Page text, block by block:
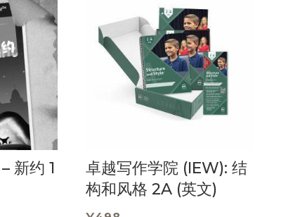
新约 1
卓越写作学院 (IEW): 结
构和风格 2A (英文)